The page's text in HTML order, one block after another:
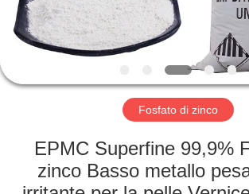
VIDEO
SU
DI
VISITA
Fosfato di zinco
EPMC Superfine 99,9%
zinco Basso metallo